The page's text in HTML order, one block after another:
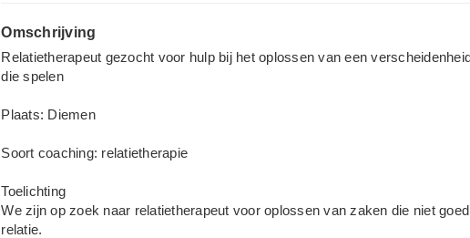
Omschrijving
Relatietherapeut gezocht voor hulp bij het oplossen van een
die spelen
Plaats: Diemen
Soort coaching: relatietherapie
Toelichting
We zijn op zoek naar relatietherapeut voor oplossen van zaken die niet
relatie.